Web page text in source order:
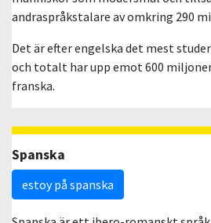
andraspråkstalare av omkring 290
Det är efter engelska det mest
och totalt har upp emot 600
franska.
Spanska
estoy på spanska